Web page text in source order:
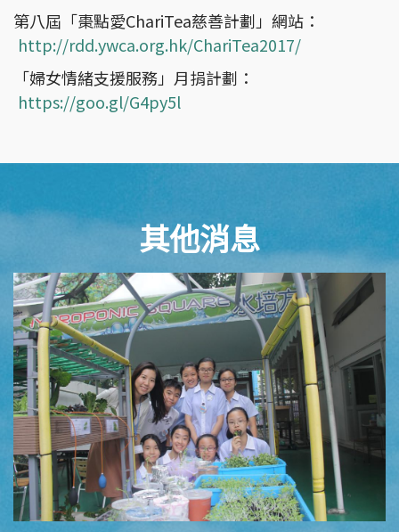
第八屆「棗點愛ChariTea慈善計劃」網站：
http://rdd.ywca.org.hk/ChariTea2017/
「婦女情緒支援服務」月捐計劃：
https://goo.gl/G4py5l
其他消息